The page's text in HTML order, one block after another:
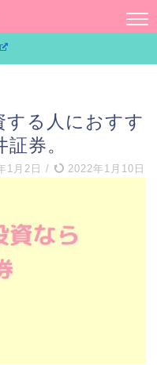
する人におすす
券。
1月2日 / 2022年1月10日